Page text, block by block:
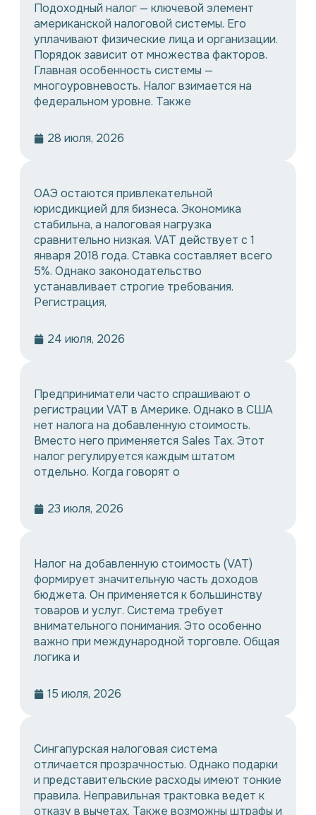
Подоходный налог — ключевой элемент
американской налоговой системы. Его
уплачивают физические лица и организации.
Порядок зависит от множества факторов.
Главная особенность системы —
многоуровневость. Налог взимается на
федеральном уровне. Также
28 июля, 2026
ОАЭ остаются привлекательной
юрисдикцией для бизнеса. Экономика
стабильна, а налоговая нагрузка
сравнительно низкая. VAT действует с 1
января 2018 года. Ставка составляет всего
5%. Однако законодательство
устанавливает строгие требования.
Регистрация,
24 июля, 2026
Предприниматели часто спрашивают о
регистрации VAT в Америке. Однако в США
нет налога на добавленную стоимость.
Вместо него применяется Sales Tax. Этот
налог регулируется каждым штатом
отдельно. Когда говорят о
23 июля, 2026
Налог на добавленную стоимость (VAT)
формирует значительную часть доходов
бюджета. Он применяется к большинству
товаров и услуг. Система требует
внимательного понимания. Это особенно
важно при международной торговле. Общая
логика и
15 июля, 2026
Сингапурская налоговая система
отличается прозрачностью. Однако подарки
и представительские расходы имеют тонкие
правила. Неправильная трактовка ведет к
отказу в вычетах. Также возможны штрафы и